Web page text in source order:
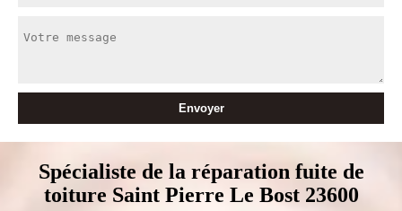
Spécialiste de la réparation fuite de
toiture Saint Pierre Le Bost 23600